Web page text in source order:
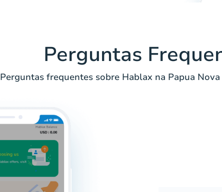
Perguntas
Perguntas frequentes sobre Hablax na Papua